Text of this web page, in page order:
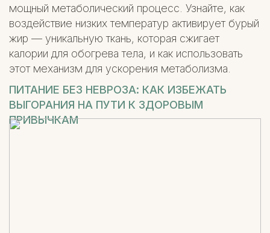
мощный метаболический процесс. Узнайте, как
воздействие низких температур активирует бурый
жир — уникальную ткань, которая сжигает
калории для обогрева тела, и как использовать
этот механизм для ускорения метаболизма.
ПИТАНИЕ БЕЗ НЕВРОЗА: КАК ИЗБЕЖАТЬ
ВЫГОРАНИЯ НА ПУТИ К ЗДОРОВЫМ
ПРИВЫЧКАМ